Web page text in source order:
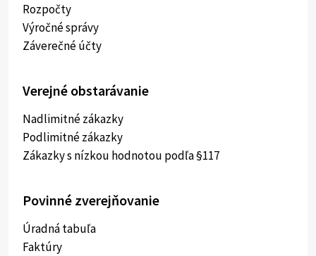
Rozpočty
Výročné správy
Záverečné účty
Verejné obstarávanie
Nadlimitné zákazky
Podlimitné zákazky
Zákazky s nízkou hodnotou podľa §117
Povinné zverejňovanie
Úradná tabuľa
Faktúry